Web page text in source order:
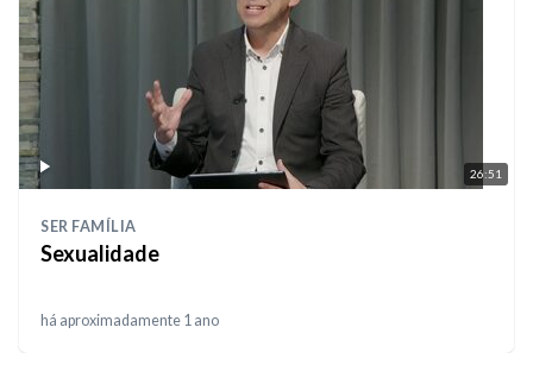
26:51
SER FAMÍLIA
Sexualidade
há aproximadamente 1 ano